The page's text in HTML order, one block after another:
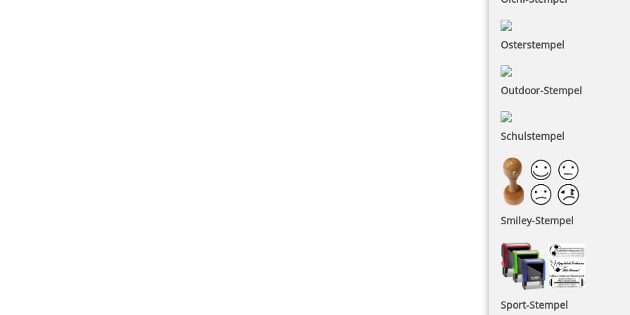
Osterstempel
Outdoor-Stempel
Schulstempel
Smiley-Stempel
Sport-Stempel